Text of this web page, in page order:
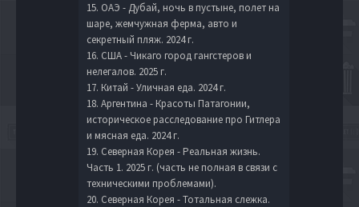
15. ОАЭ - Дубай, ночь в пустыне, полет на
шаре, жемчужная ферма, авто и
секретный пляж. 2024 г.
16. США - Чикаго город гангстеров и
нелегалов. 2025 г.
17. Китай - Уличная еда. 2024 г.
18. Аргентина - Красоты Патагонии,
историческое расследование про Гитлера
и мясная еда. 2024 г.
19. Северная Корея - Реальная жизнь.
Часть 1. 2025 г. (часть не полная в связи с
техническими проблемами).
20. Северная Корея - Тотальная слежка.